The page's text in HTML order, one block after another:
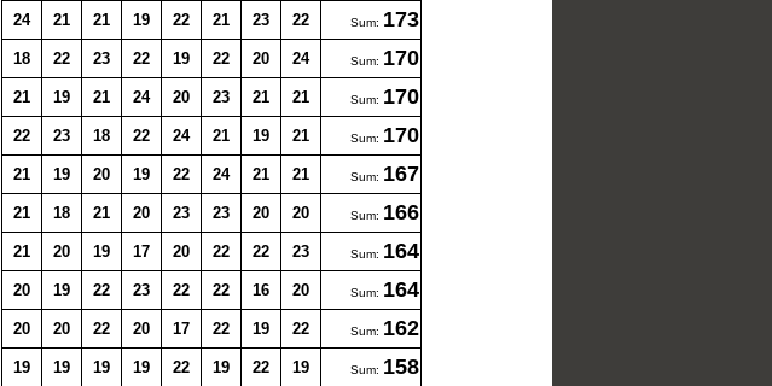
24 21 21 19 22 21 23 22 Sum: 173
18 22 23 22 19 22 20 24 Sum: 170
21 19 21 24 20 23 21 21 Sum: 170
22 23 18 22 24 21 19 21 Sum: 170
21 19 20 19 22 24 21 21 Sum: 167
21 18 21 20 23 23 20 20 Sum: 166
21 20 19 17 20 22 22 23 Sum: 164
20 19 22 23 22 22 16 20 Sum: 164
20 20 22 20 17 22 19 22 Sum: 162
19 19 19 19 22 19 22 19 Sum: 158